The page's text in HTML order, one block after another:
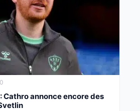
Cathro annonce encore des